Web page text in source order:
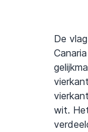
De
wit.